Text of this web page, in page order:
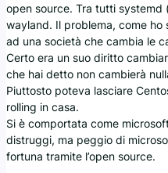
open source. Tra tutti systemd
wayland. Il problema, come
ad una società che cambia le
Certo era un suo diritto
che hai detto non cambierà
Piuttosto poteva lasciare
rolling in casa.
Si è comportata come
distruggi, ma peggio di
fortuna tramite l’open source.